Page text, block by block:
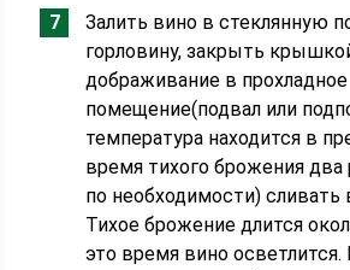
Залить вино в стеклянную
горловину, закрыть
дображивание в прохладное
помещение(подвал или
температура находится в
время тихого брожения два
по необходимости) сливать
Тихое брожение длится
это время вино осветлится.